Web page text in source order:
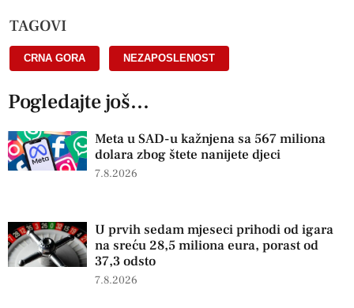
TAGOVI
CRNA GORA NEZAPOSLENOST
Pogledajte još...
Meta u SAD-u kažnjena sa 567 miliona
dolara zbog štete nanijete djeci
7.8.2026
U prvih sedam mjeseci prihodi od igara
na sreću 28,5 miliona eura, porast od
37,3 odsto
7.8.2026